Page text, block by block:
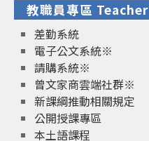
教職員專區 Teacher
差勤系統
電子公文系統※
請購系統※
曾文家商雲端社群※
新課綱推動相關規定
公開授課專區
本土語課程